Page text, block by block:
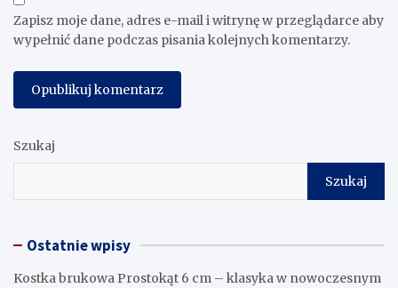
Zapisz moje dane, adres e-mail i witrynę w przeglądarce aby
wypełnić dane podczas pisania kolejnych komentarzy.
Szukaj
Szukaj
Ostatnie wpisy
Kostka brukowa Prostokąt 6 cm – klasyka w nowoczesnym